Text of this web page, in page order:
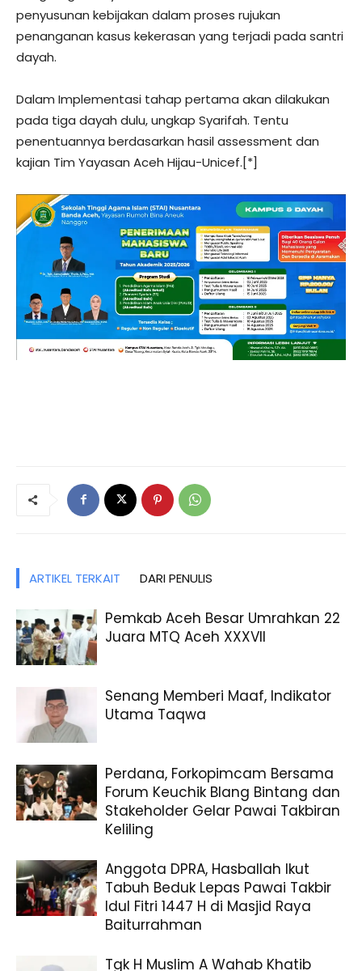
penyusunan kebijakan dalam proses rujukan
penanganan kasus kekerasan yang terjadi pada santri
dayah.
Dalam Implementasi tahap pertama akan dilakukan
pada tiga dayah dulu, ungkap Syarifah. Tentu
penentuannya berdasarkan hasil assessment dan
kajian Tim Yayasan Aceh Hijau-Unicef.[*]
ARTIKEL TERKAIT DARI PENULIS
Pemkab Aceh Besar Umrahkan 22
Juara MTQ Aceh XXXVII
Senang Memberi Maaf, Indikator
Utama Taqwa
Perdana, Forkopimcam Bersama
Forum Keuchik Blang Bintang dan
Stakeholder Gelar Pawai Takbiran
Keliling
Anggota DPRA, Hasballah Ikut
Tabuh Beduk Lepas Pawai Takbir
Idul Fitri 1447 H di Masjid Raya
Baiturrahman
Tgk H Muslim A Wahab Khatib